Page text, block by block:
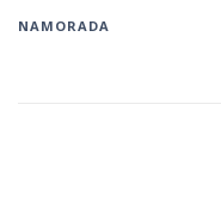
NAMORADA